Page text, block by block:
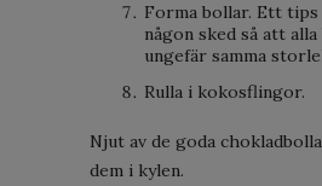
Forma bollar. Ett tips
någon sked så att
ungefär samma
Rulla i kokosflingor.
Njut av de goda
dem i kylen.